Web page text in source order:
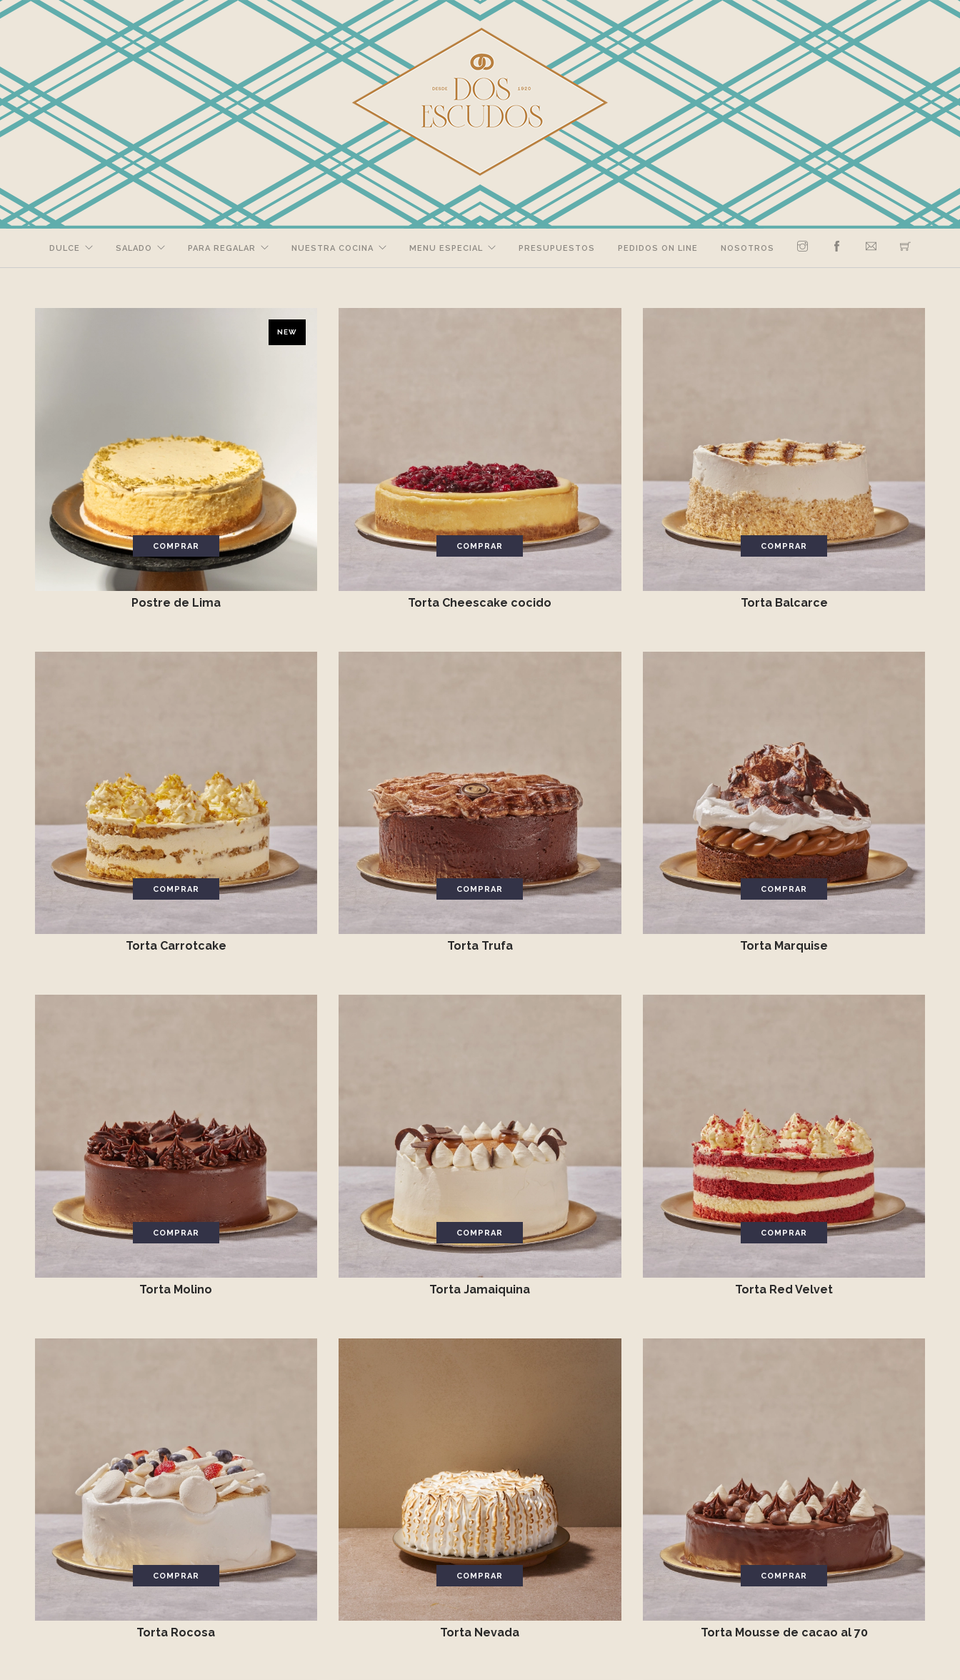
DULCE SALADO PARA REGALAR NUESTRA COCINA MENU ESPECIAL PRESUPUESTOS PEDIDOS ON LINE NOSOTROS
NEW
COMPRAR
Postre de Lima
COMPRAR
Torta Cheescake cocido
COMPRAR
Torta Balcarce
COMPRAR
Torta Carrotcake
COMPRAR
Torta Trufa
COMPRAR
Torta Marquise
COMPRAR
Torta Molino
COMPRAR
Torta Jamaiquina
COMPRAR
Torta Red Velvet
COMPRAR
Torta Rocosa
COMPRAR
Torta Nevada
COMPRAR
Torta Mousse de cacao al 70